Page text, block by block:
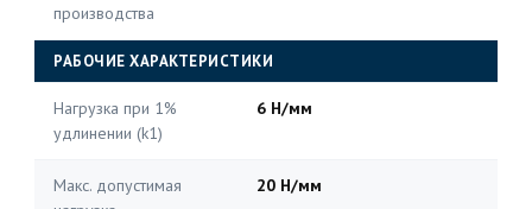
производства
РАБОЧИЕ ХАРАКТЕРИСТИКИ
Нагрузка при 1%
удлинении (k1)
6 Н/мм
Макс. допустимая
20 Н/мм